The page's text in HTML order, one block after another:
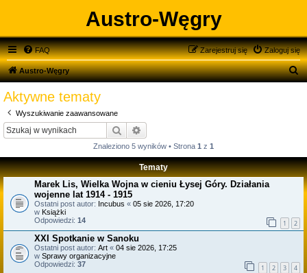
Austro-Węgry
FAQ Zaloguj się
Zarejestruj się
Austro-Węgry
S
Aktywne tematy
Wyszukiwanie zaawansowane
Szukaj
Znaleziono 5 wyników • Strona 1 z 1
Tematy
Marek Lis, Wielka Wojna w cieniu Łysej Góry. Działania
wojenne lat 1914 - 1915
Ostatni post autor: Incubus « 05 sie 2026, 17:20
w Książki
Odpowiedzi: 14 1 2
XXI Spotkanie w Sanoku
Ostatni post autor: Art « 04 sie 2026, 17:25
w Sprawy organizacyjne
Odpowiedzi: 37 1 2 3 4